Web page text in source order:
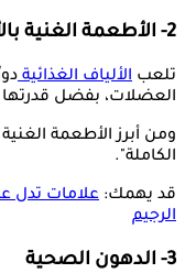
2- الأطعمة الغنية بالألياف
تلعب الألياف الغذائية
العضلات، بفضل قدرتها
ومن أبرز الأطعمة
الكاملة".
قد يهمك: علامات تدل
الرجيم
3- الدهون الصحية